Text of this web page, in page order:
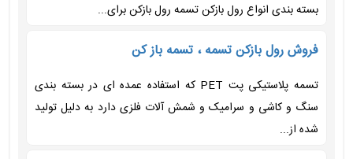
بسته بندی انواع رول بازکن تسمه رول بازکن برای...
فروش رول بازکن تسمه ، تسمه باز کن
تسمه پلاستیکی پت PET که استفاده عمده ای در بسته بندی
سنگ و کاشی و سرامیک و شمش آلات فلزی دارد به دلیل تولید
شده از...